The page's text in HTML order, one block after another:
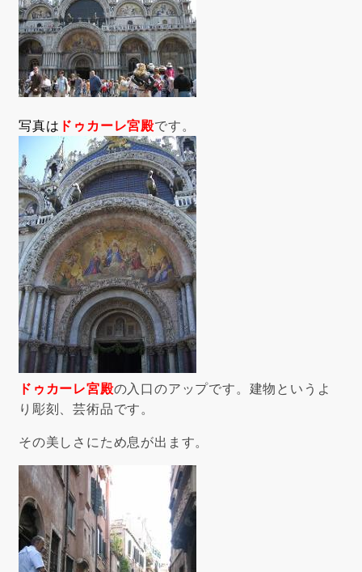
写真は ドゥカーレ宮殿です。
ドゥカーレ宮殿の入口のアップです。建物というよ
り彫刻、芸術品です。
その美しさにため息が出ます。